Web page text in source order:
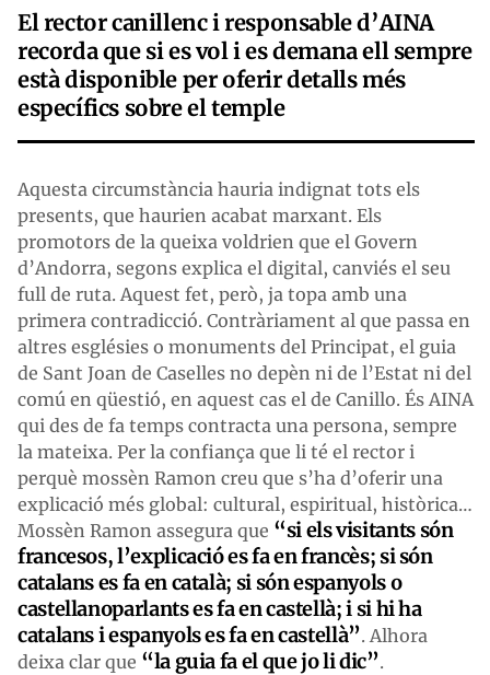
El rector canillenc i responsable d’AINA
recorda que si es vol i es demana ell sempre
està disponible per oferir detalls més
específics sobre el temple
Aquesta circumstància hauria indignat tots els
presents, que haurien acabat marxant. Els
promotors de la queixa voldrien que el Govern
d’Andorra, segons explica el digital, canviés el seu
full de ruta. Aquest fet, però, ja topa amb una
primera contradicció. Contràriament al que passa en
altres esglésies o monuments del Principat, el guia
de Sant Joan de Caselles no depèn ni de l’Estat ni del
comú en qüestió, en aquest cas el de Canillo. És AINA
qui des de fa temps contracta una persona, sempre
la mateixa. Per la confiança que li té el rector i
perquè mossèn Ramon creu que s’ha d’oferir una
explicació més global: cultural, espiritual, històrica…
Mossèn Ramon assegura que “si els visitants són
francesos, l’explicació es fa en francès; si són
catalans es fa en català; si són espanyols o
castellanoparlants es fa en castellà; i si hi ha
catalans i espanyols es fa en castellà”. Alhora
deixa clar que “la guia fa el que jo li dic”.